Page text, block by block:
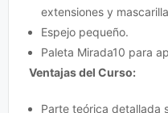
extensiones y
Espejo pequeño.
Paleta Mirada10 para
Ventajas del Curso:
Parte teórica detallada